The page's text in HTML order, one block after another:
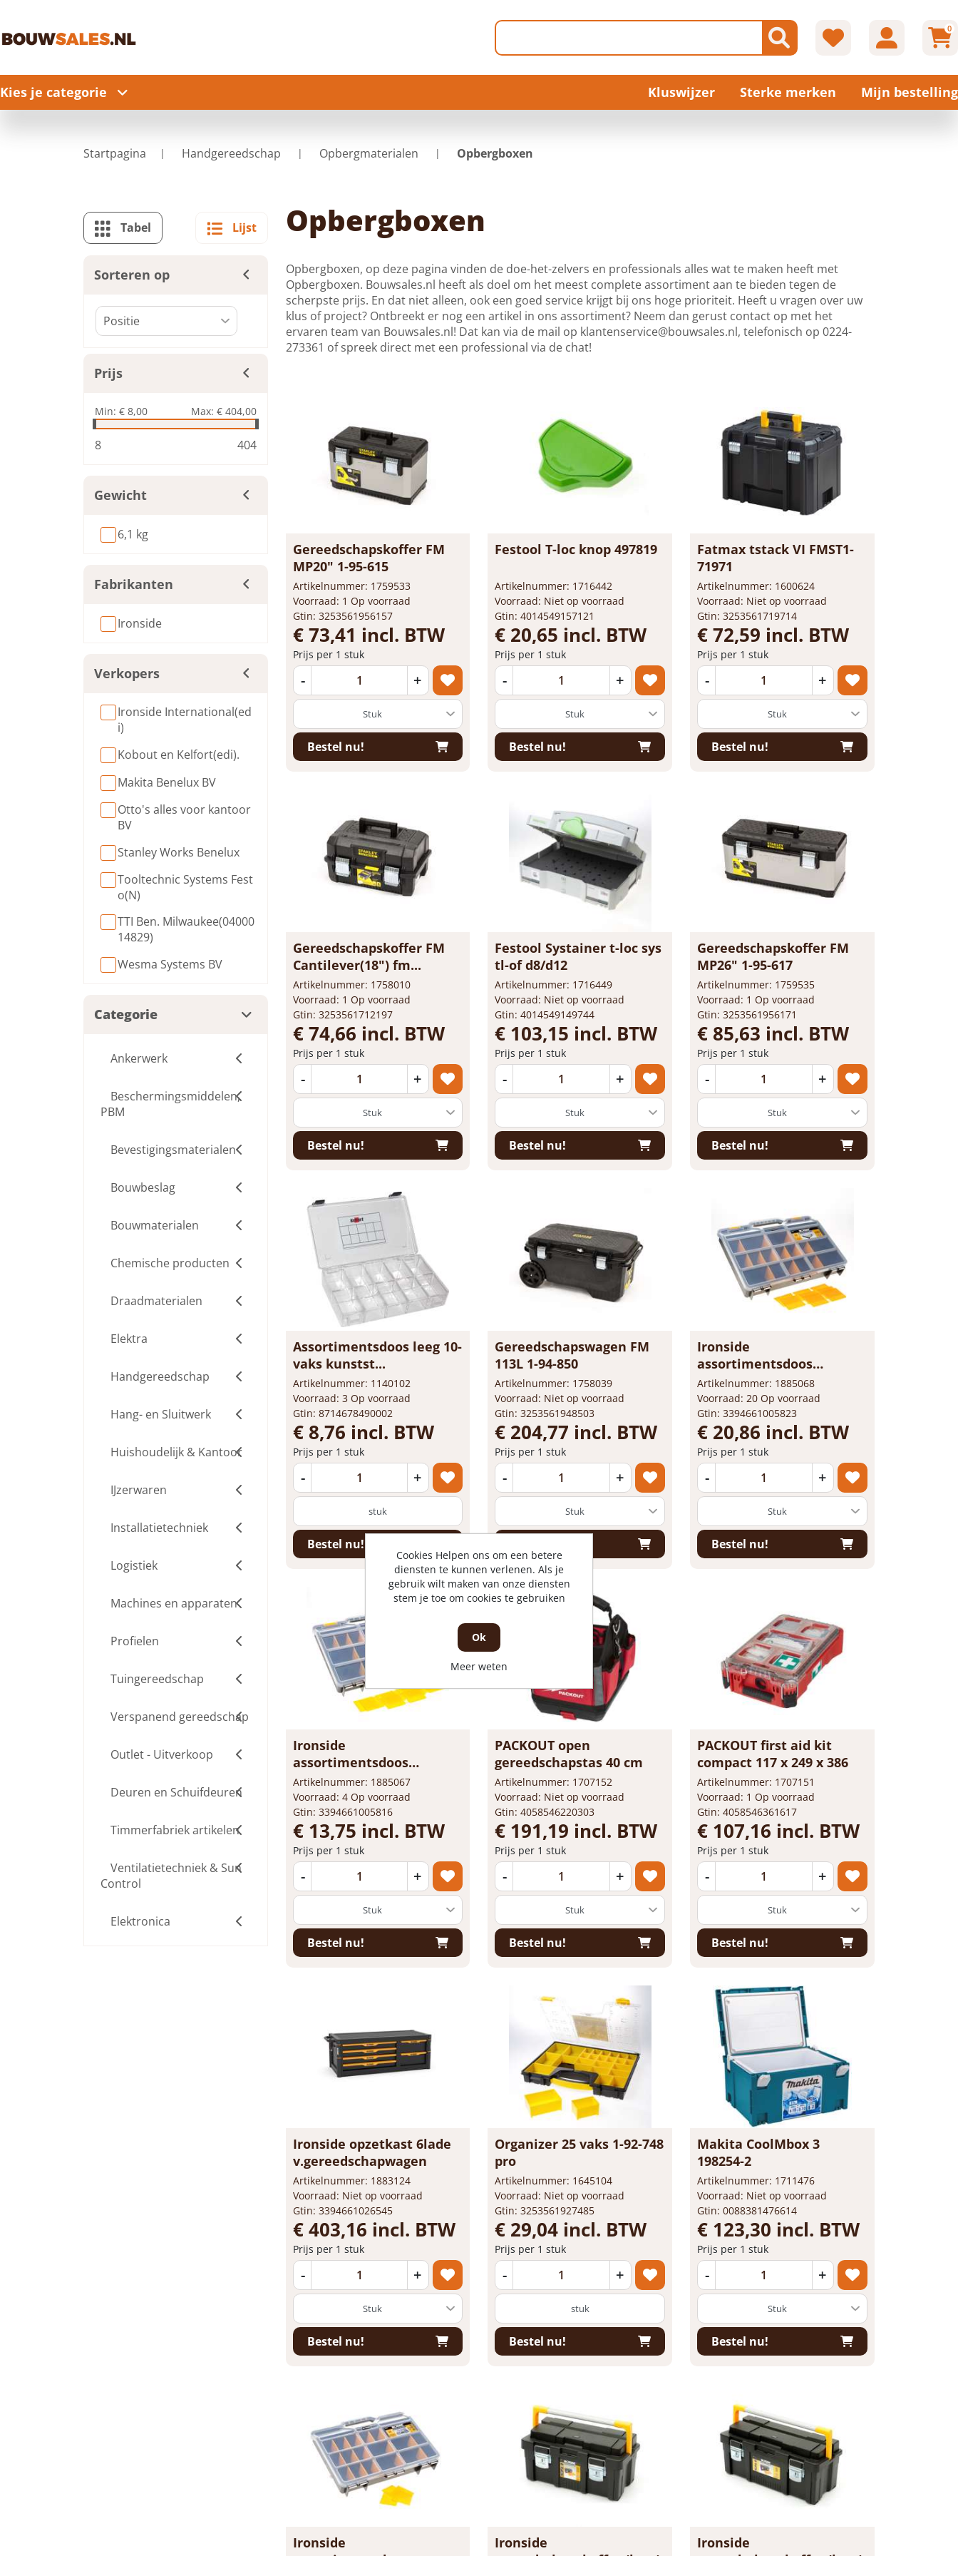
0
Kies je categorie Kluswijzer Sterke merken Mijn bestelling
Startpagina Handgereedschap Opbergmaterialen Opbergboxen
Tabel Lijst
Sorteren op
Prijs
Min: € 8,00 Max: € 404,00
8 404
Gewicht
6,1 kg
Fabrikanten
Ironside
Verkopers
Ironside International(ed
i)
Kobout en Kelfort(edi).
Makita Benelux BV
Otto's alles voor kantoor
BV
Stanley Works Benelux
Tooltechnic Systems Fest
o(N)
TTI Ben. Milwaukee(04000
14829)
Wesma Systems BV
Categorie
Ankerwerk
Beschermingsmiddelen,
PBM
Bevestigingsmaterialen
Bouwbeslag
Bouwmaterialen
Chemische producten
Draadmaterialen
Elektra
Handgereedschap
Hang- en Sluitwerk
Huishoudelijk & Kantoor
IJzerwaren
Installatietechniek
Logistiek
Machines en apparaten
Profielen
Tuingereedschap
Verspanend gereedschap
Outlet - Uitverkoop
Deuren en Schuifdeuren
Timmerfabriek artikelen
Ventilatietechniek & Sun
Control
Elektronica
Opbergboxen
Opbergboxen, op deze pagina vinden de doe-het-zelvers en professionals alles wat te maken heeft met
Opbergboxen. Bouwsales.nl heeft als doel om het meest complete assortiment aan te bieden tegen de
scherpste prijs. En dat niet alleen, ook een goed service krijgt bij ons hoge prioriteit. Heeft u vragen over uw
klus of project? Ontbreekt er nog een artikel in ons assortiment? Neem dan gerust contact op met het
ervaren team van Bouwsales.nl! Dat kan via de mail op klantenservice@bouwsales.nl, telefonisch op 0224-
273361 of spreek direct met een professional via de chat!
Gereedschapskoffer FM
MP20" 1-95-615
Artikelnummer: 1759533
Voorraad: 1 Op voorraad
Gtin: 3253561956157
€ 73,41 incl. BTW
Prijs per 1 stuk
- +
Bestel nu!
Festool T-loc knop 497819
Artikelnummer: 1716442
Voorraad: Niet op voorraad
Gtin: 4014549157121
€ 20,65 incl. BTW
Prijs per 1 stuk
- +
Bestel nu!
Fatmax tstack VI FMST1-
71971
Artikelnummer: 1600624
Voorraad: Niet op voorraad
Gtin: 3253561719714
€ 72,59 incl. BTW
Prijs per 1 stuk
- +
Bestel nu!
Gereedschapskoffer FM
Cantilever(18") fm...
Artikelnummer: 1758010
Voorraad: 1 Op voorraad
Gtin: 3253561712197
€ 74,66 incl. BTW
Prijs per 1 stuk
- +
Bestel nu!
Festool Systainer t-loc sys
tl-of d8/d12
Artikelnummer: 1716449
Voorraad: Niet op voorraad
Gtin: 4014549149744
€ 103,15 incl. BTW
Prijs per 1 stuk
- +
Bestel nu!
Gereedschapskoffer FM
MP26" 1-95-617
Artikelnummer: 1759535
Voorraad: 1 Op voorraad
Gtin: 3253561956171
€ 85,63 incl. BTW
Prijs per 1 stuk
- +
Bestel nu!
Assortimentsdoos leeg 10-
vaks kunstst...
Artikelnummer: 1140102
Voorraad: 3 Op voorraad
Gtin: 8714678490002
€ 8,76 incl. BTW
Prijs per 1 stuk
- +
stuk
Bestel nu!
Gereedschapswagen FM
113L 1-94-850
Artikelnummer: 1758039
Voorraad: Niet op voorraad
Gtin: 3253561948503
€ 204,77 incl. BTW
Prijs per 1 stuk
- +
Ironside
assortimentsdoos
organizer Larg...
Artikelnummer: 1885068
Voorraad: 20 Op voorraad
Gtin: 3394661005823
€ 20,86 incl. BTW
Prijs per 1 stuk
- +
Bestel nu!
Ironside
assortimentsdoos
organizer Medium 38 x 29
x 6cm
Artikelnummer: 1885067
Voorraad: 4 Op voorraad
Gtin: 3394661005816
€ 13,75 incl. BTW
Prijs per 1 stuk
- +
Bestel nu!
PACKOUT open
gereedschapstas 40 cm
Artikelnummer: 1707152
Voorraad: Niet op voorraad
Gtin: 4058546220303
€ 191,19 incl. BTW
Prijs per 1 stuk
- +
Bestel nu!
PACKOUT first aid kit
compact 117 x 249 x 386
Artikelnummer: 1707151
Voorraad: 1 Op voorraad
Gtin: 4058546361617
€ 107,16 incl. BTW
Prijs per 1 stuk
- +
Bestel nu!
Ironside opzetkast 6lade
v.gereedschapwagen
Artikelnummer: 1883124
Voorraad: Niet op voorraad
Gtin: 3394661026545
€ 403,16 incl. BTW
Prijs per 1 stuk
- +
Bestel nu!
Organizer 25 vaks 1-92-748
pro
Artikelnummer: 1645104
Voorraad: Niet op voorraad
Gtin: 3253561927485
€ 29,04 incl. BTW
Prijs per 1 stuk
- +
stuk
Bestel nu!
Makita CoolMbox 3
198254-2
Artikelnummer: 1711476
Voorraad: Niet op voorraad
Gtin: 0088381476614
€ 123,30 incl. BTW
Prijs per 1 stuk
- +
Bestel nu!
Ironside
Ironside
Ironside
Cookies Helpen ons om een betere
diensten te kunnen verlenen. Als je
gebruik wilt maken van onze diensten
stem je toe om cookies te gebruiken
Ok
Meer weten